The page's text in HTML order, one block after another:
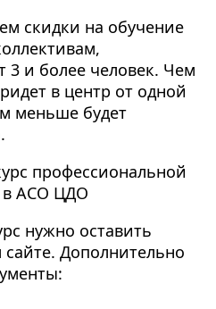
скидки на обучение
3 и более человек. Чем
в центр от одной
меньше будет
профессиональной
в АСО ЦДО
нужно оставить
Дополнительно